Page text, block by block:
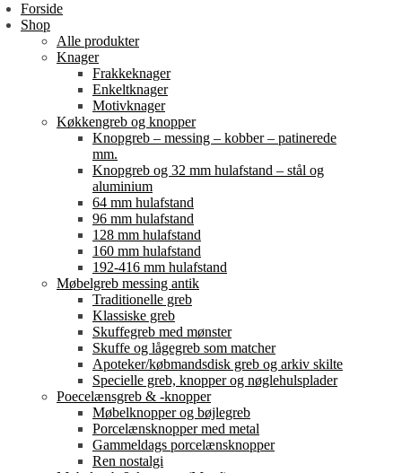
Forside
Shop
Alle produkter
Knager
Frakkeknager
Enkeltknager
Motivknager
Køkkengreb og knopper
Knopgreb – messing – kobber – patinerede
mm.
Knopgreb og 32 mm hulafstand – stål og
aluminium
64 mm hulafstand
96 mm hulafstand
128 mm hulafstand
160 mm hulafstand
192-416 mm hulafstand
Møbelgreb messing antik
Traditionelle greb
Klassiske greb
Skuffegreb med mønster
Skuffe og lågegreb som matcher
Apoteker/købmandsdisk greb og arkiv skilte
Specielle greb, knopper og nøglehulsplader
Poecelænsgreb & -knopper
Møbelknopper og bøjlegreb
Porcelænsknopper med metal
Gammeldags porcelænsknopper
Ren nostalgi